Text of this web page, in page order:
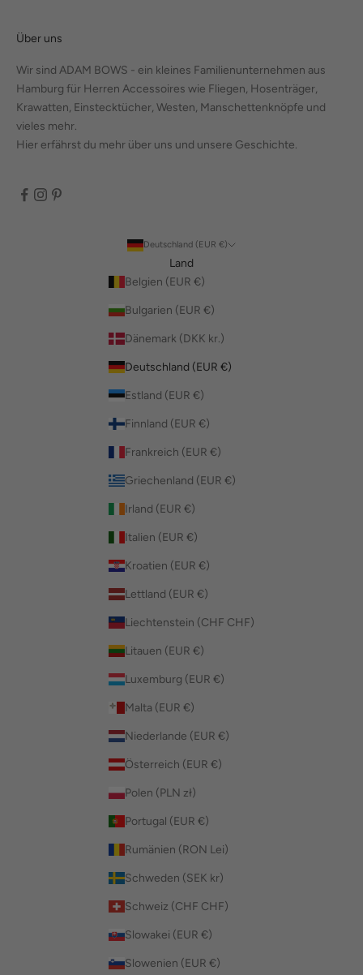
Über uns
Wir sind ADAM BOWS - ein kleines Familienunternehmen aus
Hamburg für Herren Accessoires wie Fliegen, Hosenträger,
Krawatten, Einstecktücher, Westen, Manschettenknöpfe und
vieles mehr.
Hier erfährst du mehr über uns und unsere Geschichte.
Deutschland (EUR €)
Land
Belgien (EUR €)
Bulgarien (EUR €)
Dänemark (DKK kr.)
Deutschland (EUR €)
Estland (EUR €)
Finnland (EUR €)
Frankreich (EUR €)
Griechenland (EUR €)
Irland (EUR €)
Italien (EUR €)
Kroatien (EUR €)
Lettland (EUR €)
Liechtenstein (CHF CHF)
Litauen (EUR €)
Luxemburg (EUR €)
Malta (EUR €)
Niederlande (EUR €)
Österreich (EUR €)
Polen (PLN zł)
Portugal (EUR €)
Rumänien (RON Lei)
Schweden (SEK kr)
Schweiz (CHF CHF)
Slowakei (EUR €)
Slowenien (EUR €)